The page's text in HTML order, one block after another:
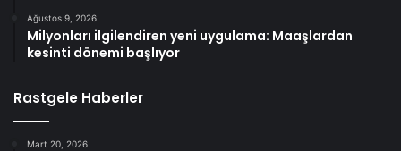
Ağustos 9, 2026
Milyonları ilgilendiren yeni uygulama: Maaşlardan
kesinti dönemi başlıyor
Rastgele Haberler
Mart 20, 2026